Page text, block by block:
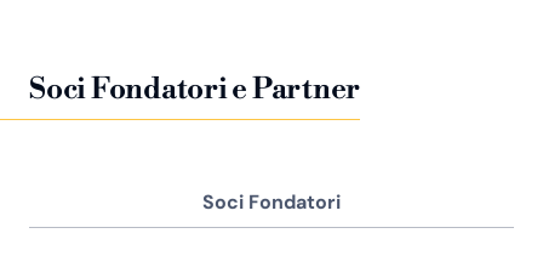
Soci Fondatori e Partner
Soci Fondatori